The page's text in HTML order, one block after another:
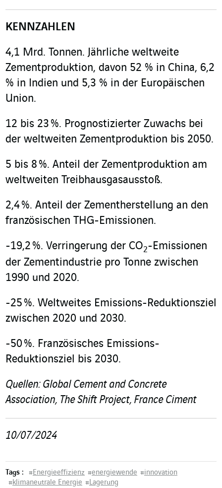
KENNZAHLEN
4,1 Mrd. Tonnen. Jährliche weltweite
Zementproduktion, davon 52 % in China, 6,2
% in Indien und 5,3 % in der Europäischen
Union.
12 bis 23 %. Prognostizierter Zuwachs bei
der weltweiten Zementproduktion bis 2050.
5 bis 8 %. Anteil der Zementproduktion am
weltweiten Treibhausgasausstoß.
2,4 %. Anteil der Zementherstellung an den
französischen THG-Emissionen.
-19,2 %. Verringerung der CO2-Emissionen
der Zementindustrie pro Tonne zwischen
1990 und 2020.
-25 %. Weltweites Emissions-Reduktionsziel
zwischen 2020 und 2030.
-50 %. Französisches Emissions-
Reduktionsziel bis 2030.
Quellen: Global Cement and Concrete
Association, The Shift Project, France Ciment
10/07/2024
Tags : #Energieeffizienz #energiewende #innovation
#klimaneutrale Energie #Lagerung